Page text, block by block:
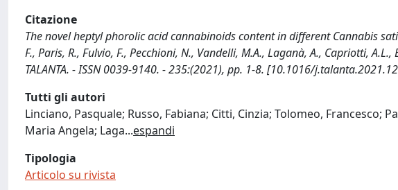
Citazione
The novel heptyl phorolic acid cannabinoids content in different Cannabis
F., Paris, R., Fulvio, F., Pecchioni, N., Vandelli, M.A., Laganà, A., Capriotti,
TALANTA. - ISSN 0039-9140. - 235:(2021), pp. 1-8. [10.1016/
Tutti gli autori
Linciano, Pasquale; Russo, Fabiana; Citti, Cinzia; Tolomeo, Francesco;
Maria Angela; Laga...espandi
Tipologia
Articolo su rivista